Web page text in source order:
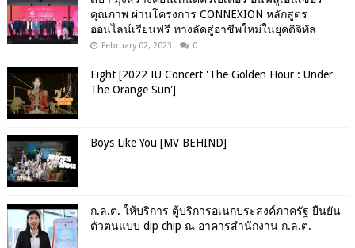
คุณภาพ ผ่านโครงการ CONNEXION หลักสูตร
ออนไลน์เรียนฟรี ทางลัดสู่อาชีพใหม่ในยุคดิจิทัล
February 02, 2023 0
Eight [2022 IU Concert 'The Golden Hour : Under
The Orange Sun']
Boys Like You [MV BEHIND]
ก.ล.ต. ให้บริการ ตู้บริการอเนกประสงค์ภาครัฐ ยืนยัน
ตัวตนแบบ dip chip ณ อาคารสำนักงาน ก.ล.ต.